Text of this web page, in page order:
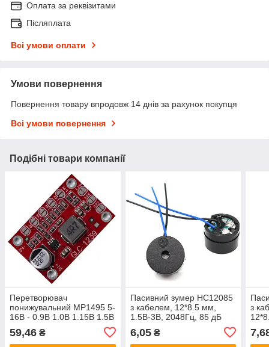
Оплата за реквізитами
Післяплата
Всі умови оплати
Умови повернення
Повернення товару впродовж 14 днів за рахунок покупця
Всі умови повернення
Подібні товари компанії
Перетворювач
понижувальний MP1495 5-
16В - 0.9В 1.0В 1.15В 1.5В
1.8В 2.5В 3.3В 5В, Gold-
1239
59,46 ₴
Пасивний зумер HC12085
з кабелем, 12*8.5 мм,
1.5В-3В, 2048Гц, 85 дБ
6,05₴
з